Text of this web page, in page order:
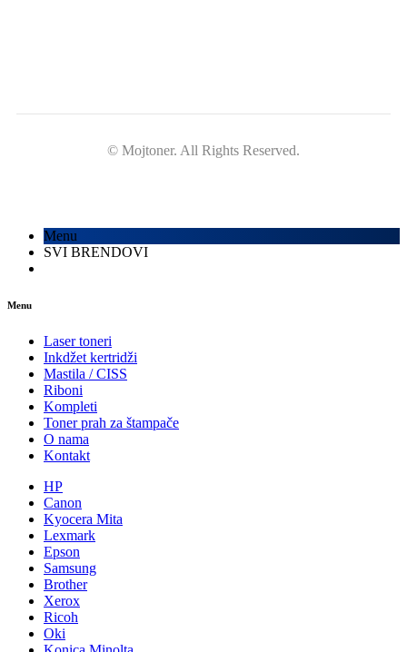
© Mojtoner. All Rights Reserved.
Menu
SVI BRENDOVI
Menu
Laser toneri
Inkdžet kertridži
Mastila / CISS
Riboni
Kompleti
Toner prah za štampače
O nama
Kontakt
HP
Canon
Kyocera Mita
Lexmark
Epson
Samsung
Brother
Xerox
Ricoh
Oki